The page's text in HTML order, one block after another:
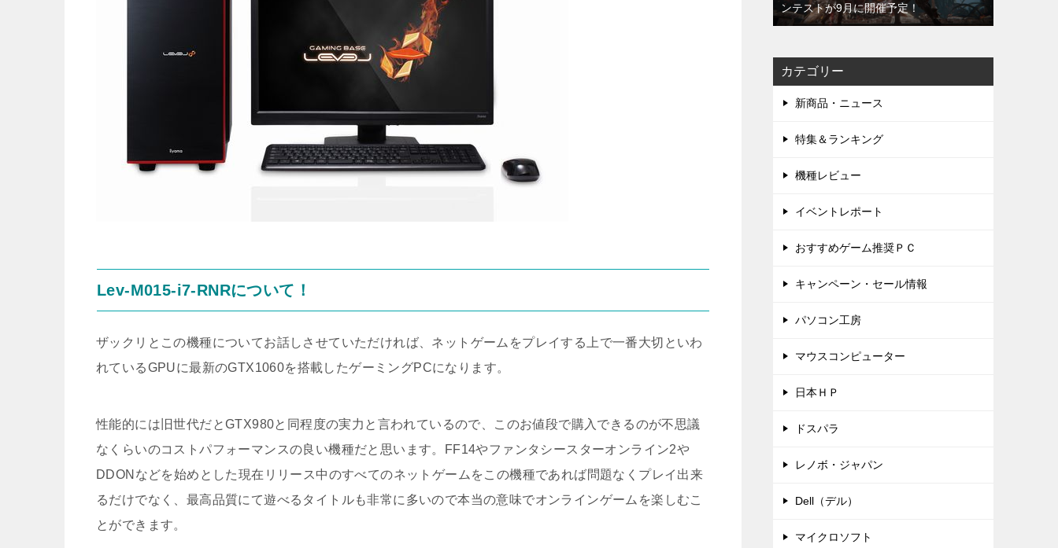
Lev-M015-i7-RNRについて！
ザックリとこの機種についてお話しさせていただければ、ネットゲームをプレイする上で一番大切といわ
れているGPUに最新のGTX1060を搭載したゲーミングPCになります。
性能的には旧世代だとGTX980と同程度の実力と言われているので、このお値段で購入できるのが不思議
なくらいのコストパフォーマンスの良い機種だと思います。FF14やファンタシースターオンライン2や
DDONなどを始めとした現在リリース中のすべてのネットゲームをこの機種であれば問題なくプレイ出来
るだけでなく、最高品質にて遊べるタイトルも非常に多いので本当の意味でオンラインゲームを楽しむこ
とができます。
ンテストが9月に開催予定！
カテゴリー
新商品・ニュース
特集＆ランキング
機種レビュー
イベントレポート
おすすめゲーム推奨ＰＣ
キャンペーン・セール情報
パソコン工房
マウスコンピューター
日本ＨＰ
ドスパラ
レノボ・ジャパン
Dell（デル）
マイクロソフト